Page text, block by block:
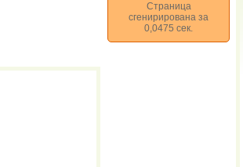
Страница
сгенирирована за
0,0475 сек.